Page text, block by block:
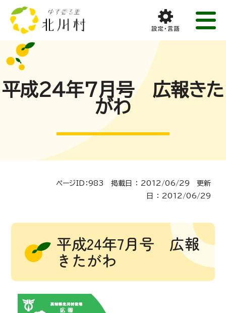
平成24年7月号 広報きた
がわ
ページID：983 掲載日 ： 2012/06/29 更新
日 ： 2012/06/29
平成24年7月号 広報
きたがわ